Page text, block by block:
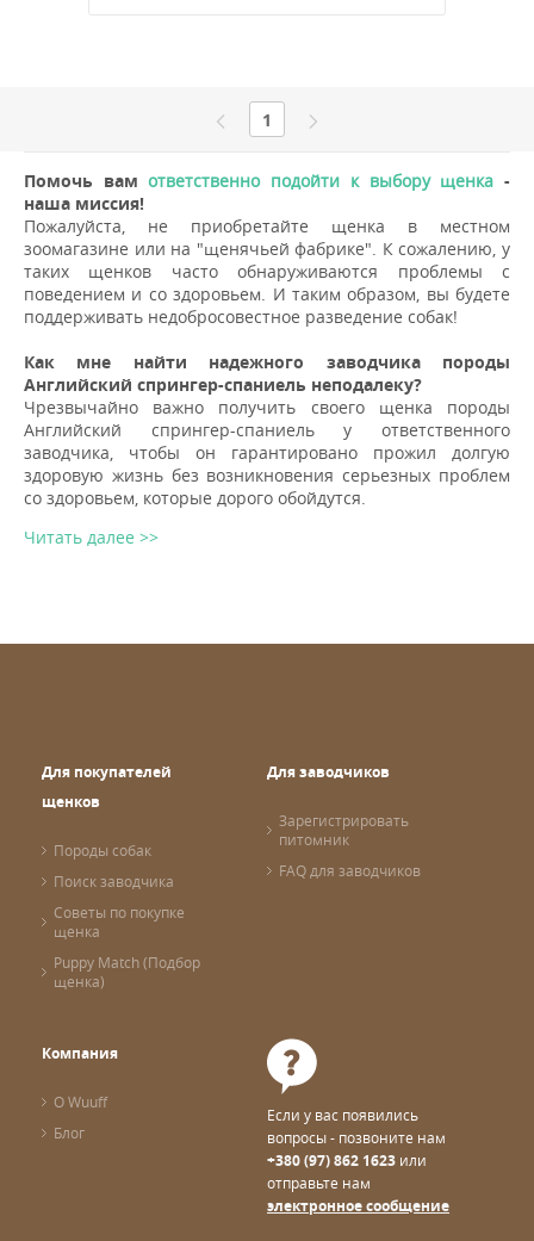
1
Помочь вамответственно подойти к выбору щенка -
наша миссия!
Пожалуйста, не приобретайте щенка в местном
зоомагазине или на "щенячьей фабрике". К сожалению, у
таких щенков часто обнаруживаются проблемы с
поведением и со здоровьем. И таким образом, вы будете
поддерживать недобросовестное разведение собак!
Как мне найти надежного заводчика породы
Английский спрингер-спаниель неподалеку?
Чрезвычайно важно получить своего щенка породы
Английский спрингер-спаниель у ответственного
заводчика, чтобы он гарантировано прожил долгую
здоровую жизнь без возникновения серьезных проблем
со здоровьем, которые дорого обойдутся.
Читать далее >>
Для покупателей
щенков
Породы собак
Поиск заводчика
Советы по покупке
щенка
Puppy Match (Подбор
щенка)
Для заводчиков
Зарегистрировать
питомник
FAQ для заводчиков
Компания
О Wuuff
Блог
Если у вас появились
вопросы - позвоните нам
+380 (97) 862 1623 или
отправьте нам
электронное сообщение